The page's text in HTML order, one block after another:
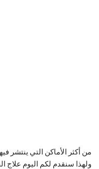
من أكثر الأماكن التي ينتشر
ولهذا سنقدم لكم اليوم علاج